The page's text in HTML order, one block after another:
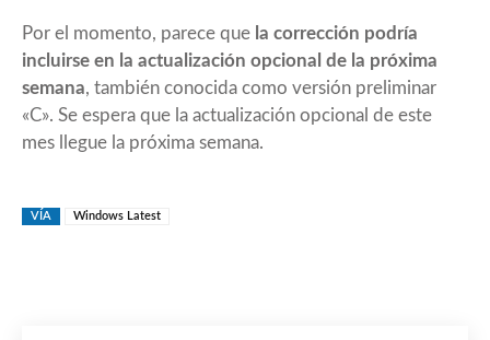
Por el momento, parece que la corrección podría
incluirse en la actualización opcional de la próxima
semana, también conocida como versión preliminar
«C». Se espera que la actualización opcional de este
mes llegue la próxima semana.
VÍA Windows Latest